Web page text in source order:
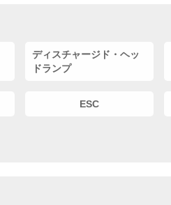
ディスチャージド・ヘッ
ドランプ
ESC